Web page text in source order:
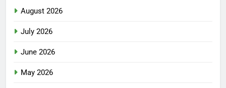
August 2026
July 2026
June 2026
May 2026